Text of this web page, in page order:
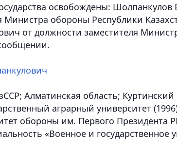
освобождены:
Министра обороны Республики
от должности заместителя
Алматинская область;
аграрный университет
обороны им. Первого Президента
«Военное и государственное